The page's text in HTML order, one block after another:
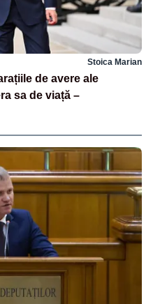
Stoica Marian
de avere ale
sa de viață –